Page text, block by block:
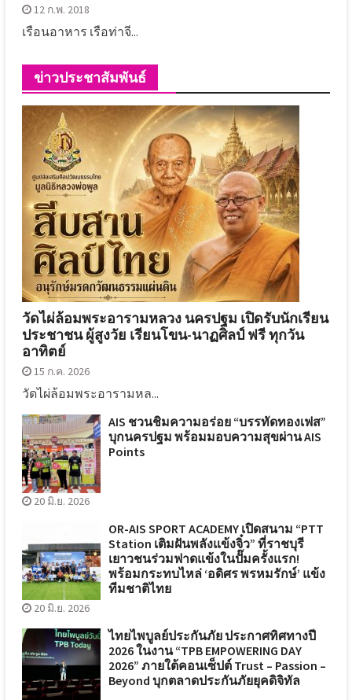
12 ก.พ. 2018
เรือนอาหาร เรือท่าจี...
ข่าวประชาสัมพันธ์
วัดไผ่ล้อมพระอารามหลวง นครปฐม เปิดรับนักเรียน
ประชาชน ผู้สูงวัย เรียนโขน-นาฏศิลป์ ฟรี ทุกวัน
อาทิตย์
15 ก.ค. 2026
วัดไผ่ล้อมพระอารามหล...
AIS ชวนชิมความอร่อย “บรรทัดทองเฟส”
บุกนครปฐม พร้อมมอบความสุขผ่าน AIS
Points
20 มิ.ย. 2026
OR-AIS SPORT ACADEMY เปิดสนาม “PTT
Station เติมฝันพลังแข้งจิ๋ว” ที่ราชบุรี
เยาวชนร่วมฟาดแข้งในปั๊มครั้งแรก!
พร้อมกระทบไหล่ ‘อดิศร พรหมรักษ์’ แข้ง
ทีมชาติไทย
20 มิ.ย. 2026
ไทยไพบูลย์ประกันภัย ประกาศทิศทางปี
2026 ในงาน “TPB EMPOWERING DAY
2026” ภายใต้คอนเซ็ปต์ Trust – Passion –
Beyond บุกตลาดประกันภัยยุคดิจิทัล